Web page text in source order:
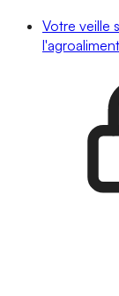
Votre veille